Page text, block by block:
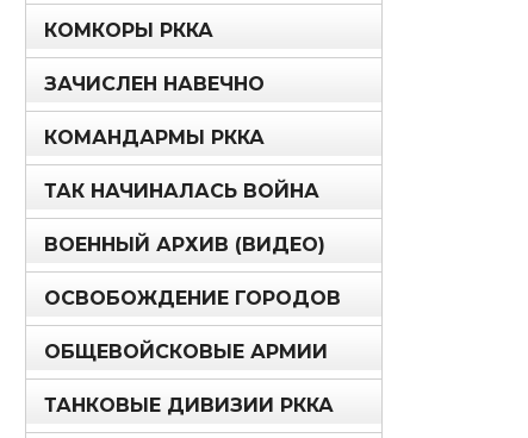
КОМКОРЫ РККА
ЗАЧИСЛЕН НАВЕЧНО
КОМАНДАРМЫ РККА
ТАК НАЧИНАЛАСЬ ВОЙНА
ВОЕННЫЙ АРХИВ (ВИДЕО)
ОСВОБОЖДЕНИЕ ГОРОДОВ
ОБЩЕВОЙСКОВЫЕ АРМИИ
ТАНКОВЫЕ ДИВИЗИИ РККА